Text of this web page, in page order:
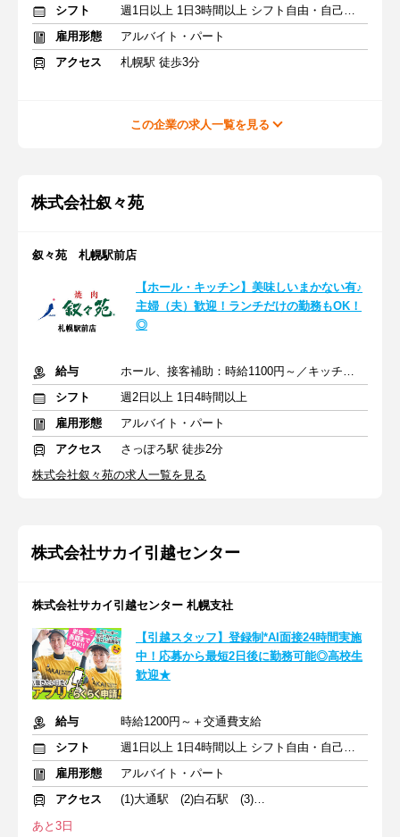
シフト
週1日以上 1日3時間以上 シフト自由・自己申告
雇用形態
アルバイト・パート
アクセス
札幌駅 徒歩3分
この企業の求人一覧を見る
株式会社叙々苑
叙々苑 札幌駅前店
【ホール・キッチン】美味しいまかない有♪
主婦（夫）歓迎！ランチだけの勤務もOK！
◎
給与
ホール、接客補助：時給1100円～／キッチン：時給1150円～
シフト
週2日以上 1日4時間以上
雇用形態
アルバイト・パート
アクセス
さっぽろ駅 徒歩2分
株式会社叙々苑の求人一覧を見る
株式会社サカイ引越センター
株式会社サカイ引越センター 札幌支社
【引越スタッフ】登録制*AI面接24時間実施
中！応募から最短2日後に勤務可能◎高校生
歓迎★
給与
時給1200円～＋交通費支給
シフト
週1日以上 1日4時間以上 シフト自由・自己申告
雇用形態
アルバイト・パート
アクセス
(1)大通駅 (2)白石駅 (3)宮の沢駅
あと3日